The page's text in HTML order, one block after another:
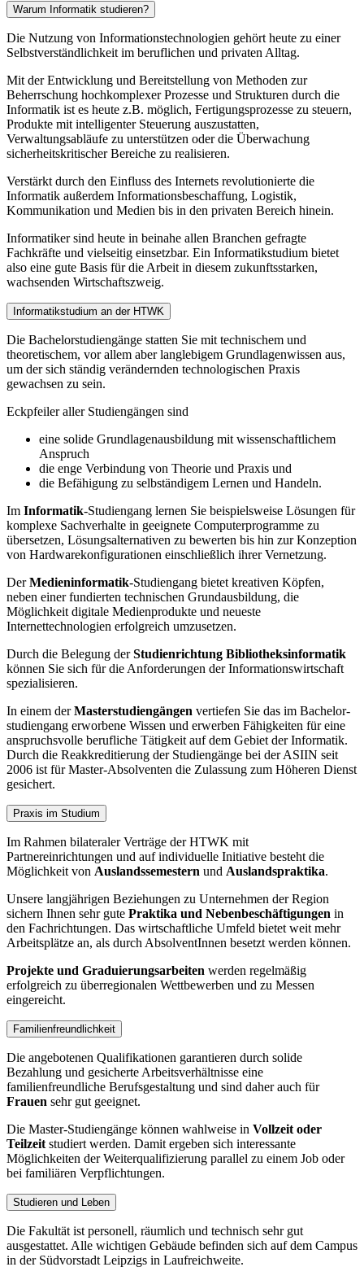
Warum Informatik studieren?
Die Nutzung von Informationstechnologien gehört heute zu einer
Selbstverständlichkeit im beruflichen und privaten Alltag.
Mit der Entwicklung und Bereitstellung von Methoden zur
Beherrschung hochkomplexer Prozesse und Strukturen durch die
Informatik ist es heute z.B. möglich, Fertigungsprozesse zu steuern,
Produkte mit intelligenter Steuerung auszustatten,
Verwaltungsabläufe zu unterstützen oder die Überwachung
sicherheitskritischer Bereiche zu realisieren.
Verstärkt durch den Einfluss des Internets revolutionierte die
Informatik außerdem Informationsbeschaffung, Logistik,
Kommunikation und Medien bis in den privaten Bereich hinein.
Informatiker sind heute in beinahe allen Branchen gefragte
Fachkräfte und vielseitig einsetzbar. Ein Informatikstudium bietet
also eine gute Basis für die Arbeit in diesem zukunftsstarken,
wachsenden Wirtschaftszweig.
Informatikstudium an der HTWK
Die Bachelorstudiengänge statten Sie mit technischem und
theoretischem, vor allem aber langlebigem Grundlagenwissen aus,
um der sich ständig verändernden technologischen Praxis
gewachsen zu sein.
Eckpfeiler aller Studiengängen sind
eine solide Grundlagenausbildung mit wissenschaftlichem
Anspruch
die enge Verbindung von Theorie und Praxis und
die Befähigung zu selbständigem Lernen und Handeln.
Im Informatik-Studiengang lernen Sie beispielsweise Lösungen für
komplexe Sachverhalte in geeignete Computerprogramme zu
übersetzen, Lösungsalternativen zu bewerten bis hin zur Konzeption
von Hardwarekonfigurationen einschließlich ihrer Vernetzung.
DerMedieninformatik-Studiengang bietet kreativen Köpfen,
neben einer fundierten technischen Grundausbildung, die
Möglichkeit digitale Medienprodukte und neueste
Internettechnologien erfolgreich umzusetzen.
Durch die Belegung derStudienrichtung Bibliotheksinformatik
können Sie sich für die Anforderungen der Informationswirtschaft
spezialisieren.
In einem derMasterstudiengängen vertiefen Sie das im Bachelor­
studiengang erworbene Wissen und erwerben Fähigkeiten für eine
anspruchsvolle berufliche Tätigkeit auf dem Gebiet der Informatik.
Durch die Reakkreditierung der Studiengänge bei der ASIIN seit
2006 ist für Master-Absolventen die Zulassung zum Höheren Dienst
gesichert.
Praxis im Studium
Im Rahmen bilateraler Verträge der HTWK mit
Partnereinrichtungen und auf individuelle Initiative besteht die
Möglichkeit von Auslandssemestern und Auslandspraktika.
Unsere langjährigen Beziehungen zu Unternehmen der Region
sichern Ihnen sehr gute Praktika und Nebenbeschäftigungen in
den Fachrichtungen. Das wirtschaftliche Umfeld bietet weit mehr
Arbeitsplätze an, als durch AbsolventInnen besetzt werden können.
Projekte und Graduierungsarbeiten werden regelmäßig
erfolgreich zu überregionalen Wettbewerben und zu Messen
eingereicht.
Familienfreundlichkeit
Die angebotenen Qualifikationen garantieren durch solide
Bezahlung und gesicherte Arbeitsverhältnisse eine
familienfreundliche Berufsgestaltung und sind daher auch für
Frauen sehr gut geeignet.
Die Master-Studien­gänge können wahlweise in Vollzeit oder
Teilzeit studiert werden. Damit ergeben sich interessante
Möglichkeiten der Weiterqualifizierung parallel zu einem Job oder
bei familiären Verpflichtungen.
Studieren und Leben
Die Fakultät ist personell, räumlich und technisch sehr gut
ausgestattet. Alle wichtigen Gebäude befinden sich auf dem Campus
in der Südvorstadt Leipzigs in Laufreichweite.